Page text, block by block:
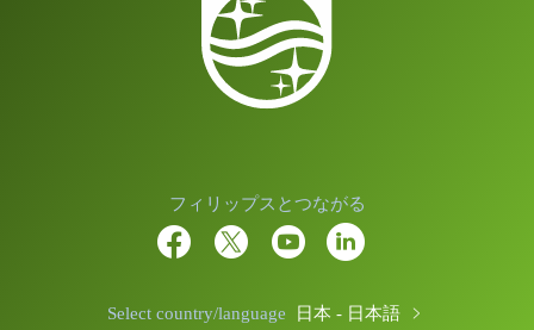
フィリップスとつながる
Select country/language 日本 - 日本語